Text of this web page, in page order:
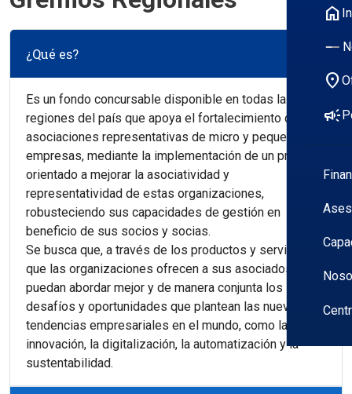
home
location_on
campaign
¿Qué es?
Es un fondo concursable disponible en todas las
regiones del país que apoya el fortalecimiento de
asociaciones representativas de micro y pequeñas
empresas, mediante la implementación de un proyecto
orientado a mejorar la asociatividad y
representatividad de estas organizaciones,
robusteciendo sus capacidades de gestión en
beneficio de sus socios y socias.
Se busca que, a través de los productos y servicios
que las organizaciones ofrecen a sus asociados,
puedan abordar mejor y de manera conjunta los
desafíos y oportunidades que plantean las nuevas
tendencias empresariales en el mundo, como la
innovación, la digitalización, la automatización y la
sustentabilidad.